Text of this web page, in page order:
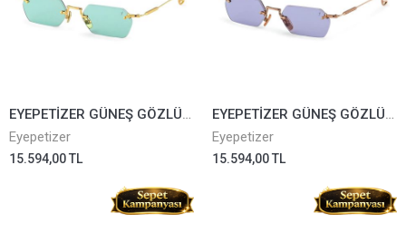
EYEPETİZER GÜNEŞ GÖZLÜĞÜ TANK 4-48
Eyepetizer
15.594,00 TL
EYEPETİZER GÜNEŞ GÖZLÜĞÜ TANK 9-49
Eyepetizer
15.594,00 TL